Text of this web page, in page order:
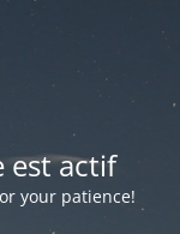
est actif
your patience!